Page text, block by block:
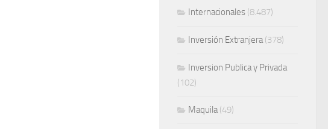
Internacionales (8.487)
Inversión Extranjera(378)
Inversion Publica y Privada
(102)
Maquila(49)